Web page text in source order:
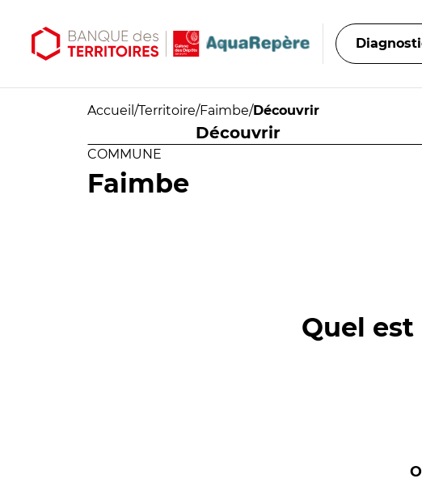
Accueil /Territoire/Faimbe/Découvrir
Découvrir
COMMUNE
Faimbe
Quel